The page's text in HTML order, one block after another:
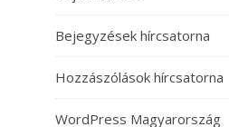
Bejegyzések hírcsatorna
Hozzászólások hírcsatorna
WordPress Magyarország